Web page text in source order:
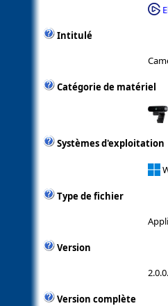
Intitulé
Catégorie de matériel
Systèmes d'exploitation
Type de fichier
Version
Version complète